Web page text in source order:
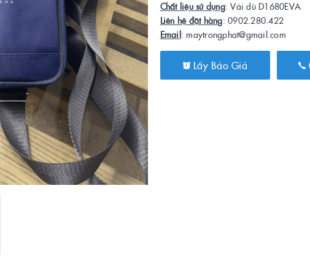
Chất liệu sử dụng: Vải dù D1680EVA
Liên hệ đặt hàng: 0902.280.422
Email: maytrongphat@gmail.com
Lấy Báo Giá